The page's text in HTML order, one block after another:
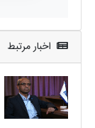
اخبار مرتبط